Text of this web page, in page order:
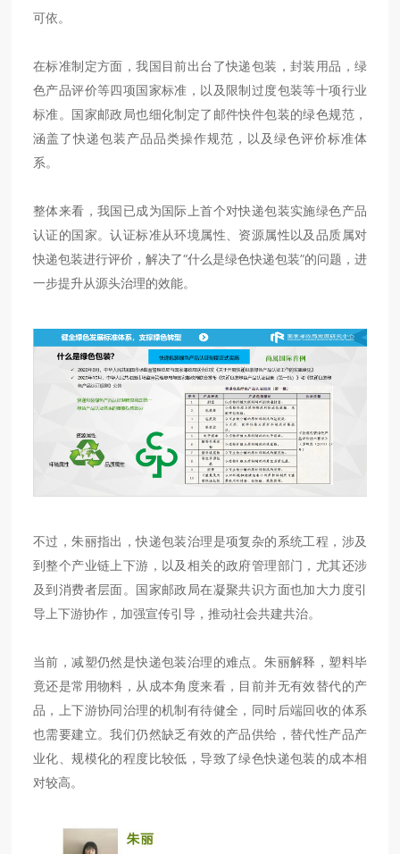
可依。
在标准制定方面，我国目前出台了快递包装，封装用品，绿
色产品评价等四项国家标准，以及限制过度包装等十项行业
标准。国家邮政局也细化制定了邮件快件包装的绿色规范，
涵盖了快递包装产品品类操作规范，以及绿色评价标准体
系。
整体来看，我国已成为国际上首个对快递包装实施绿色产品
认证的国家。认证标准从环境属性、资源属性以及品质属对
快递包装进行评价，解决了“什么是绿色快递包装”的问题，进
一步提升从源头治理的效能。
不过，朱丽指出，快递包装治理是项复杂的系统工程，涉及
到整个产业链上下游，以及相关的政府管理部门，尤其还涉
及到消费者层面。国家邮政局在凝聚共识方面也加大力度引
导上下游协作，加强宣传引导，推动社会共建共治。
当前，减塑仍然是快递包装治理的难点。朱丽解释，塑料毕
竟还是常用物料，从成本角度来看，目前并无有效替代的产
品，上下游协同治理的机制有待健全，同时后端回收的体系
也需要建立。我们仍然缺乏有效的产品供给，替代性产品产
业化、规模化的程度比较低，导致了绿色快递包装的成本相
对较高。